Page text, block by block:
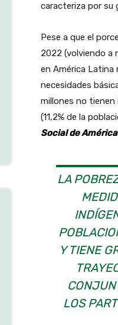
caracteriza por su
Pese a que el
2022 (volviendo a
en América Latina
necesidades
millones no tienen
(11,2% de la
Social de
LA
Y TIENE
LOS